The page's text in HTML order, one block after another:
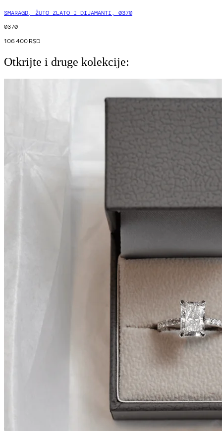
SMARAGD, ŽUTO ZLATO I DIJAMANTI, 0370
0370
106 400RSD
Otkrijte i druge kolekcije: